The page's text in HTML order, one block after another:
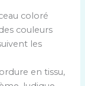
coloré
couleurs
les
en tissu,